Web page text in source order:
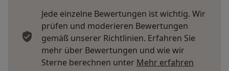
Jede einzelne Bewertungen ist wichtig. Wir
prüfen und moderieren Bewertungen
gemäß unserer Richtlinien. Erfahren Sie
mehr über Bewertungen und wie wir
Sterne berechnen unter Mehr erfahren